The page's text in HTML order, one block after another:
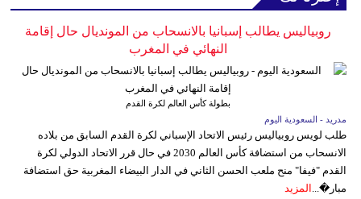
روبياليس يطالب إسبانيا بالانسحاب من المونديال حال إقامة
النهائي في المغرب
بطولة كأس العالم لكرة القدم
مدريد - السعودية اليوم
طلب لويس روبياليس رئيس الاتحاد الإسباني لكرة القدم السابق من بلاده
الانسحاب من استضافة كأس العالم 2030 في حال قرر الاتحاد الدولي لكرة
القدم "فيفا" منح ملعب الحسن الثاني في الدار البيضاء المغربية حق استضافة
مبار�... المزيد